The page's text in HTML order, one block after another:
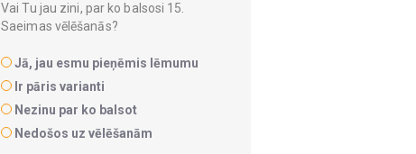
Vai Tu jau zini, par ko balsosi 15.
Saeimas vēlēšanās?
Jā, jau esmu pieņēmis lēmumu
Ir pāris varianti
Nezinu par ko balsot
Nedošos uz vēlēšanām